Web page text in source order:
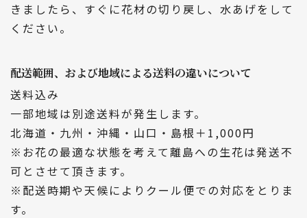
きましたら、すぐに花材の切り戻し、水あげをして
ください。
配送範囲、および地域による送料の違いについて
送料込み
一部地域は別途送料が発生します。
北海道・九州・沖縄・山口・島根＋1,000円
※お花の最適な状態を考えて離島への生花は発送不
可とさせて頂きます。
※配送時期や天候によりクール便での対応をとりま
す。